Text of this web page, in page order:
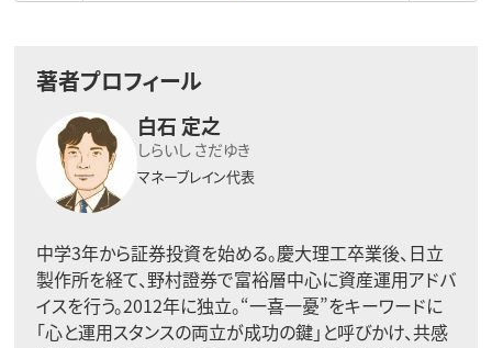
著者プロフィール
白石 定之
しらいし さだゆき
マネーブレイン代表
中学3年から証券投資を始める。慶大理工卒業後、日立
製作所を経て、野村證券で富裕層中心に資産運用アドバ
イスを行う。2012年に独立。“一喜一憂”をキーワードに
「心と運用スタンスの両立が成功の鍵」と呼びかけ、共感